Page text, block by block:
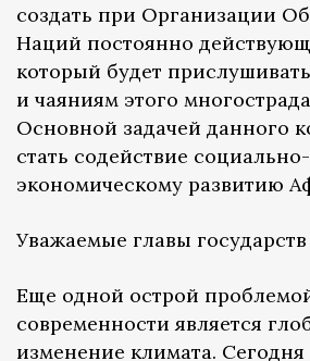
создать при Организации
Наций постоянно
который будет
и чаяниям этого
Основной задачей данного
стать содействие социально-
экономическому развитию
Уважаемые главы
Еще одной острой
современности является
изменение климата.